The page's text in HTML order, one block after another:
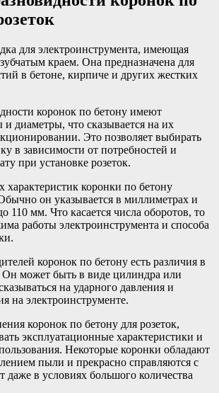
для электроинструмента, имеющая
краем. Она предназначена для
в бетоне, кирпиче и других жестких
коронок по бетону имеют
и диаметры, что сказывается на их
Это позволяет выбирать
в зависимости от потребностей и
при установке розеток.
коронки по бетону
он указывается в миллиметрах и
110 мм. Что касается числа оборотов, то
работы электроинструмента и способа
коронок по бетону есть различия в
Он может быть в виде цилиндра или
на ударного давления и
на электроинструменте.
коронок по бетону для розеток,
эксплуатационные характеристики и
Некоторые коронки обладают
пыли и прекрасно справляются с
даже в условиях большого количества